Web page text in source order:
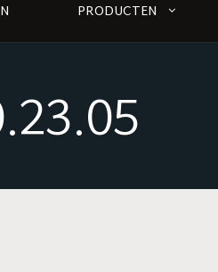
PRODUCTEN